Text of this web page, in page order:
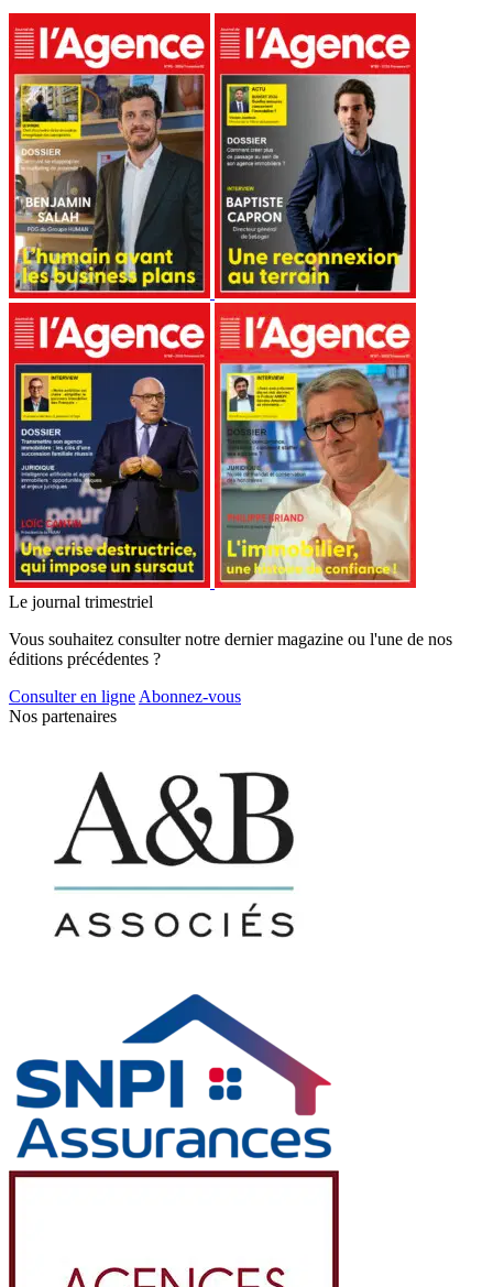
Le journal trimestriel
Vous souhaitez consulter notre dernier magazine ou l'une de nos
éditions précédentes ?
Consulter en ligne Abonnez-vous
Nos partenaires